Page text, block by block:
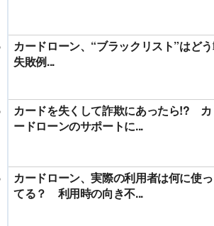
カードローン、“ブラックリスト”はど
失敗例...
カードを失くして詐欺にあったら!? カ
ードローンのサポートに...
カードローン、実際の利用者は何に使っ
てる？ 利用時の向き不...